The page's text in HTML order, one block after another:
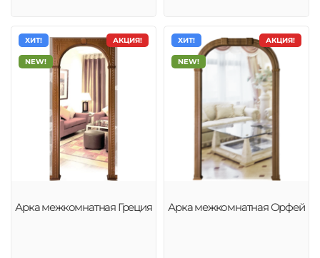
АКЦИЯ!
ХИТ!
NEW!
Арка межкомнатная Греция
АКЦИЯ!
ХИТ!
NEW!
Арка межкомнатная Орфей